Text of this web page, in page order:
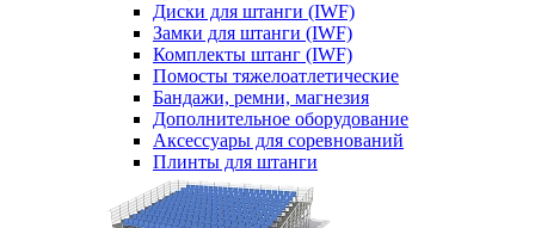
Диски для штанги (IWF)
Замки для штанги (IWF)
Комплекты штанг (IWF)
Помосты тяжелоатлетические
Бандажи, ремни, магнезия
Дополнительное оборудование
Аксессуары для соревнований
Плинты для штанги